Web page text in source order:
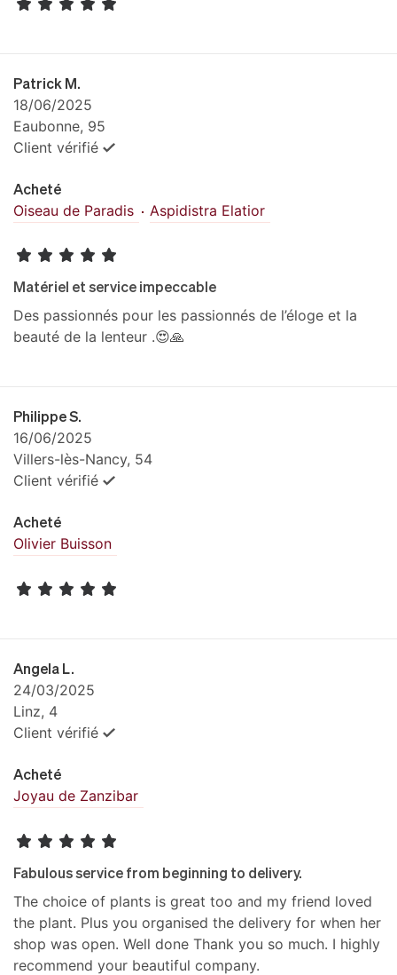
Patrick M.
18/06/2025
Eaubonne, 95
Client vérifié
Acheté
Oiseau de Paradis Aspidistra Elatior
Matériel et service impeccable
Des passionnés pour les passionnés de l’éloge et la
beauté de la lenteur .😍🙏
Philippe S.
16/06/2025
Villers-lès-Nancy, 54
Client vérifié
Acheté
Olivier Buisson
Angela L.
24/03/2025
Linz, 4
Client vérifié
Acheté
Joyau de Zanzibar
Fabulous service from beginning to delivery.
The choice of plants is great too and my friend loved
the plant. Plus you organised the delivery for when her
shop was open. Well done Thank you so much. I highly
recommend your beautiful company.